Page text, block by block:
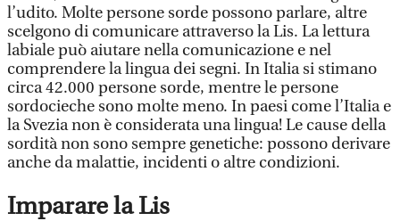
l’udito. Molte persone sorde possono parlare, altre
scelgono di comunicare attraverso la Lis. La lettura
labiale può aiutare nella comunicazione e nel
comprendere la lingua dei segni. In Italia si stimano
circa 42.000 persone sorde, mentre le persone
sordocieche sono molte meno. In paesi come l’Italia e
la Svezia non è considerata una lingua! Le cause della
sordità non sono sempre genetiche: possono derivare
anche da malattie, incidenti o altre condizioni.
Imparare la Lis